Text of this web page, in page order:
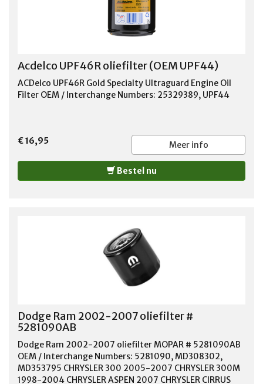
Acdelco UPF46R oliefilter (OEM UPF44)
ACDelco UPF46R Gold Specialty Ultraguard Engine Oil
Filter OEM / Interchange Numbers: 25329389, UPF44
€ 16,95 Meer info
Bestel nu
Dodge Ram 2002-2007 oliefilter #
5281090AB
Dodge Ram 2002-2007 oliefilter MOPAR # 5281090AB
OEM / Interchange Numbers: 5281090, MD308302,
MD353795 CHRYSLER 300 2005-2007 CHRYSLER 300M
1998-2004 CHRYSLER ASPEN 2007 CHRYSLER CIRRUS